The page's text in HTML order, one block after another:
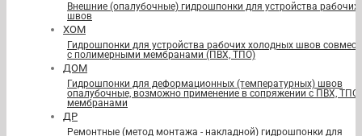
Внешние (опалубочные) гидрошпонки для устройства рабочих
швов
ХОМ
Гидрошпонки для устройства рабочих холодных швов
с полимерными мембранами (ПВХ, ТПО)
ДОМ
Гидрошпонки для деформационных (температурных) швов
опалубочные, возможно применение в сопряжении с ПВХ, ТПО
мембранами
ДР
Ремонтные (метод монтажа - накладной) гидрошпонки для